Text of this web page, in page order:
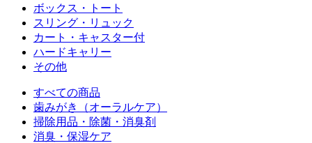
ボックス・トート
スリング・リュック
カート・キャスター付
ハードキャリー
その他
すべての商品
歯みがき（オーラルケア）
掃除用品・除菌・消臭剤
消臭・保湿ケア